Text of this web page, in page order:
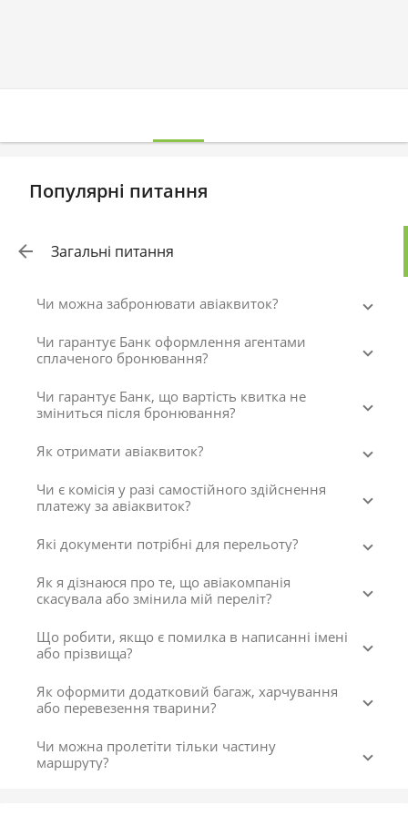
Популярні питання
Загальні питання
Чи можна забронювати авіаквиток?
Чи гарантує Банк оформлення агентами
сплаченого бронювання?
Чи гарантує Банк, що вартість квитка не
зміниться після бронювання?
Як отримати авіаквиток?
Чи є комісія у разі самостійного здійснення
платежу за авіаквиток?
Які документи потрібні для перельоту?
Як я дізнаюся про те, що авіакомпанія
скасувала або змінила мій переліт?
Що робити, якщо є помилка в написанні імені
або прізвища?
Як оформити додатковий багаж, харчування
або перевезення тварини?
Чи можна пролетіти тільки частину
маршруту?